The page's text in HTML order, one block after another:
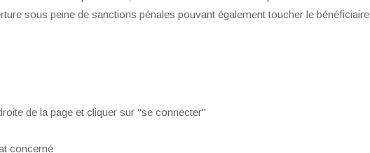
sous peine de sanctions pénales pouvant également toucher le bénéficiaire
de la page et cliquer sur "se connecter"
concerné